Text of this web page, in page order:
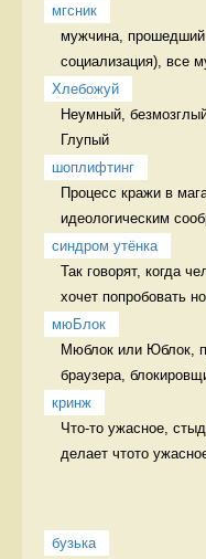
мгсник
мужчина, прошедший
социализация), все
Хлебожуй
Неумный,
Глупый
шоплифтинг
Процесс кражи в
идеологическим
синдром утёнка
Так говорят, когда
хочет попробовать
мюБлок
Мюблок или Юблок,
браузера,
кринж
Что-то ужасное,
делает чтото
бузька